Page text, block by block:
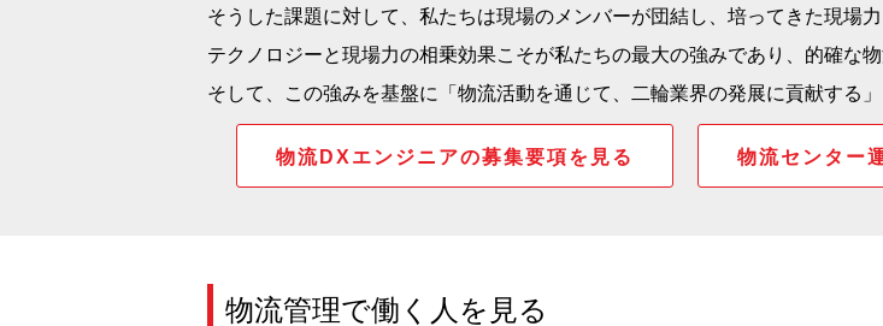
そうした課題に対して、私たちは現場のメンバーが団結し、培ってきた現場
テクノロジーと現場力の相乗効果こそが私たちの最大の強みであり、的確な
そして、この強みを基盤に「物流活動を通じて、二輪業界の発展に貢献する
物流DXエンジニアの募集要項を見る 物流センター
物流管理で働く人を見る